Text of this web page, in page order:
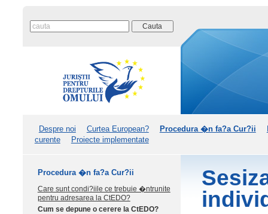
Despre noi Curtea European? Procedura �n fa?a Cur?ii
curente
Proiecte implementate
Procedura �n fa?a Cur?ii
Care sunt condi?iile ce trebuie �ntrunite
pentru adresarea la CtEDO?
Cum se depune o cerere la CtEDO?